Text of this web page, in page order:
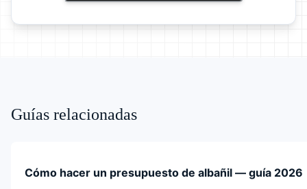
Guías relacionadas
Cómo hacer un presupuesto de albañil — guía 2026